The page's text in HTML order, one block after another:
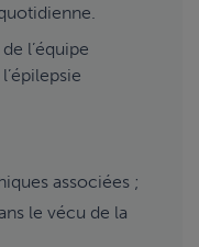
l’équipe
associées ;
le vécu de la